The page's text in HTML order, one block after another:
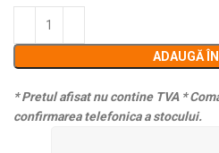
ADAUGĂ
* Pretul afisat nu contine TVA *
confirmarea telefonica a stocului.